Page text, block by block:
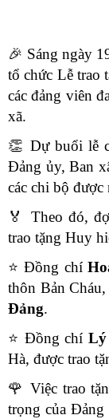
🎉 Sáng ngày
tổ chức Lễ trao
các đảng viên
xã.
👏 Dự buổi lễ
Đảng ủy, Ban
các chi bộ
🏅
Theo đó,
trao tặng Huy
⭐ Đồng chí
thôn Bản
Đảng.
⭐ Đồng chí Lý
Hà, được trao
🌹 Việc trao
trọng của